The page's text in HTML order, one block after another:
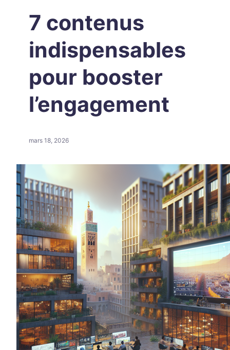
7 contenus
indispensables
pour booster
l’engagement
mars 18, 2026